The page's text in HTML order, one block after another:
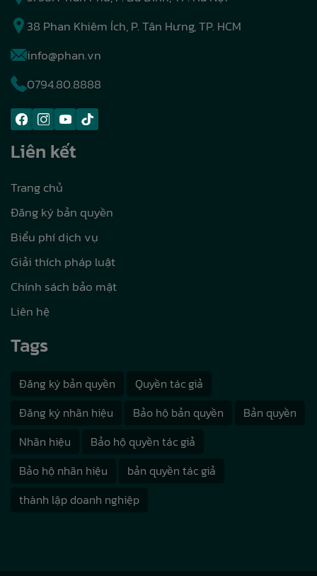
38 Phan Khiêm Ích, P. Tân Hưng, TP. HCM
info@phan.vn
0794.80.8888
Liên kết
Trang chủ
Đăng ký bản quyền
Biểu phí dịch vụ
Giải thích pháp luật
Chính sách bảo mật
Liên hệ
Tags
Đăng ký bản quyền
Quyền tác giả
Đăng ký nhãn hiệu
Bảo hộ bản quyền
Bản quyền
Nhãn hiệu
Bảo hộ quyền tác giả
Bảo hộ nhãn hiệu
bản quyền tác giả
thành lập doanh nghiệp